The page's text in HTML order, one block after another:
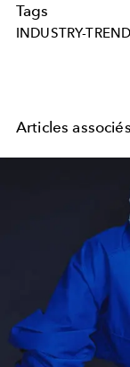
Tags
INDUSTRY-
Articles associés